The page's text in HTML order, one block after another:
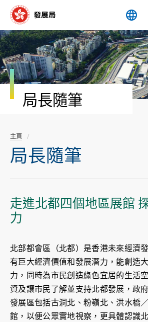
容
開
始
局長隨筆
主頁
局長隨筆
走進北都四個地區展館
力
北部都會區（北都）是香港未來經濟
有巨大經濟價值和發展潛力，能創造
力，同時為市民創造綠色宜居的生活
資及讓市民了解並支持北都發展，政
發展區包括古洞北、粉嶺北、洪水橋
館，以便公眾實地視察，更具體認識